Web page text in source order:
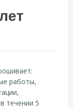
работы,
течении 5